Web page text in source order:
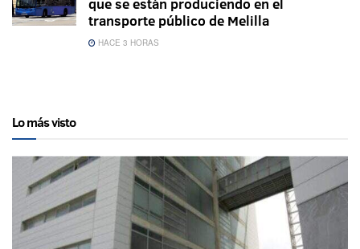
que se están produciendo en el
transporte público de Melilla
HACE 3 HORAS
Lo más visto